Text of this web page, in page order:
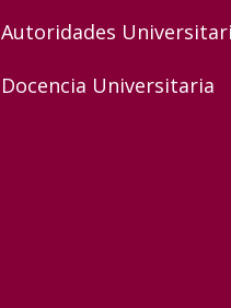
Autoridades
Docencia Universitaria